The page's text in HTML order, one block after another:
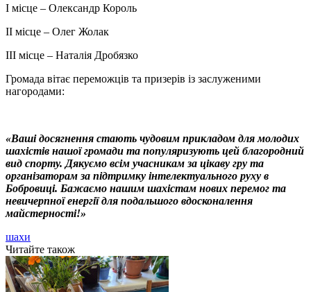
I місце – Олександр Король
II місце – Олег Жолак
III місце – Наталія Дробязко
Громада вітає переможців та призерів із заслуженими
нагородами:
«Ваші досягнення стають чудовим прикладом для молодих
шахістів нашої громади та популяризують цей благородний
вид спорту. Дякуємо всім учасникам за цікаву гру та
організаторам за підтримку інтелектуального руху в
Бобровиці. Бажаємо нашим шахістам нових перемог та
невичерпної енергії для подальшого вдосконалення
майстерності!»
шахи
Читайте також